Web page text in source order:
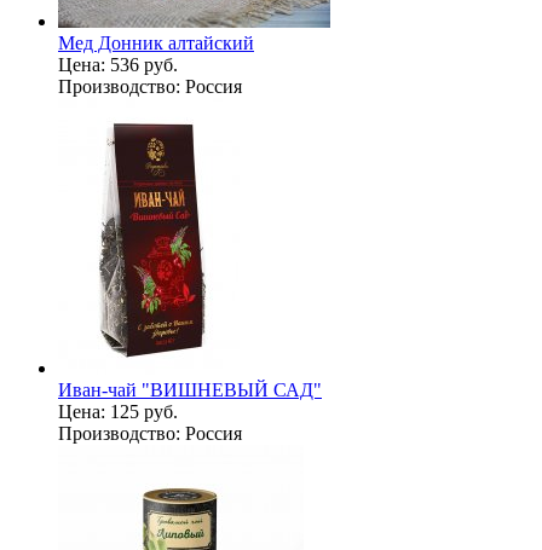
Мед Донник алтайский
Цена: 536 руб.
Производство: Россия
Иван-чай "ВИШНЕВЫЙ САД"
Цена: 125 руб.
Производство: Россия